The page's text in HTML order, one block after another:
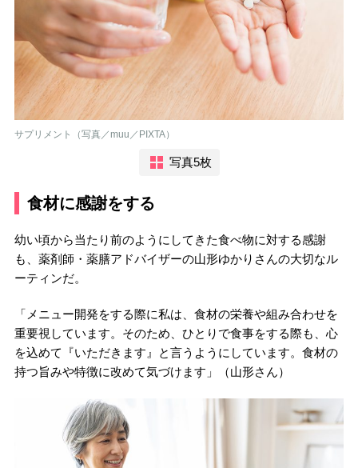
サプリメント（写真／muu／PIXTA）
写真5枚
食材に感謝をする
幼い頃から当たり前のようにしてきた食べ物に対する感謝
も、薬剤師・薬膳アドバイザーの山形ゆかりさんの大切なル
ーティンだ。
「メニュー開発をする際に私は、食材の栄養や組み合わせを
重要視しています。そのため、ひとりで食事をする際も、心
を込めて『いただきます』と言うようにしています。食材の
持つ旨みや特徴に改めて気づけます」（山形さん）